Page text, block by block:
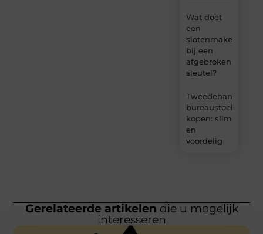
Wat doet
een
slotenmaker
bij een
afgebroken
sleutel?
Tweedehands
bureaustoel
kopen: slim
en
voordelig
Gerelateerde artikelen die u mogelijk
interesseren